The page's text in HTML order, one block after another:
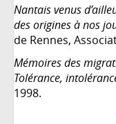
Nantais venus
des origines à nos
de Rennes,
Mémoires des
Tolérance,
1998.